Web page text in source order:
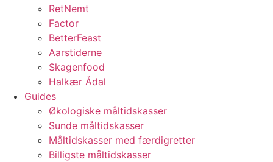
RetNemt
Factor
BetterFeast
Aarstiderne
Skagenfood
Halkær Ådal
Guides
Økologiske måltidskasser
Sunde måltidskasser
Måltidskasser med færdigretter
Billigste måltidskasser